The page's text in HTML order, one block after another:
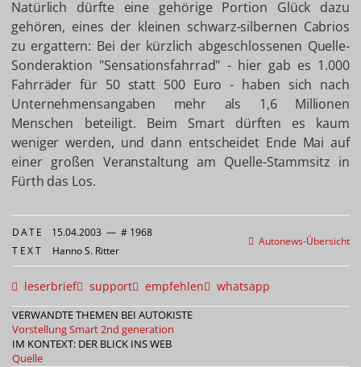
Natürlich dürfte eine gehörige Portion Glück dazu
gehören, eines der kleinen schwarz-silbernen Cabrios
zu ergattern: Bei der kürzlich abgeschlossenen Quelle-
Sonderaktion "Sensationsfahrrad" - hier gab es 1.000
Fahrräder für 50 statt 500 Euro - haben sich nach
Unternehmensangaben mehr als 1,6 Millionen
Menschen beteiligt. Beim Smart dürften es kaum
weniger werden, und dann entscheidet Ende Mai auf
einer großen Veranstaltung am Quelle-Stammsitz in
Fürth das Los.
Autonews-Übersicht
DATE 15.04.2003 — # 1968
TEXT Hanno S. Ritter
leserbrief support empfehlen whatsapp
VERWANDTE THEMEN BEI AUTOKISTE
Vorstellung Smart 2nd generation
IM KONTEXT: DER BLICK INS WEB
Quelle